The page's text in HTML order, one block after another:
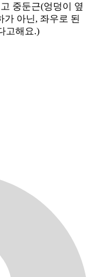
중둔근(엉덩이 옆
아닌, 좌우로 된
고해요.)